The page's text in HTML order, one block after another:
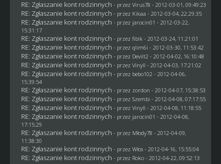
RE: Zgłaszanie kont rodzinnych - przez Virus78 - 2012-03-01, 09:49:23
RE: Zgłaszanie kont rodzinnych - przez Kikaa - 2012-03-04, 22:29:35
RE: Zgłaszanie kont rodzinnych - przez jarocin01 - 2012-03-22,
15:31:17
RE: Zgłaszanie kont rodzinnych - przez fibik- 2012-03-24, 11:21:01
RE: Zgłaszanie kont rodzinnych - przez qlim6i - 2012-03-30, 11:53:42
RE: Zgłaszanie kont rodzinnych - przez Devilt2 - 2012-04-02, 16:10:48
RE: Zgłaszanie kont rodzinnych - przez Vinyll - 2012-04-03, 17:21:02
RE: Zgłaszanie kont rodzinnych - przez bebo102 - 2012-04-06,
15:39:54
RE: Zgłaszanie kont rodzinnych - przez zordon - 2012-04-07, 15:38:53
RE: Zgłaszanie kont rodzinnych - przez Szembi - 2012-04-08, 07:17:55
RE: Zgłaszanie kont rodzinnych - przez Vinyll - 2012-04-08, 11:18:55
RE: Zgłaszanie kont rodzinnych - przez jarocin01 - 2012-04-08,
17:15:29
RE: Zgłaszanie kont rodzinnych - przez Młody78 - 2012-04-09,
11:38:30
RE: Zgłaszanie kont rodzinnych - przez Włos- 2012-04-16, 15:55:04
RE: Zgłaszanie kont rodzinnych - przez Roko- 2012-04-22, 09:52:13